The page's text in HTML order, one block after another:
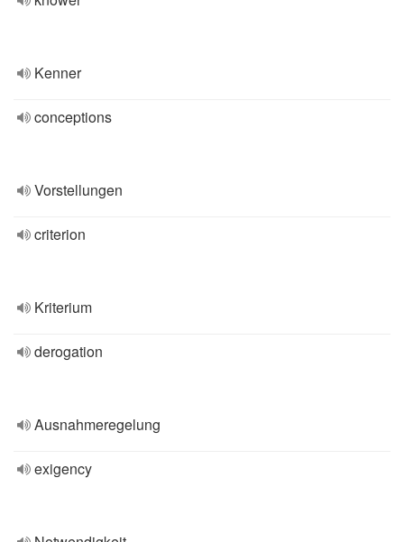
Kenner
conceptions
Vorstellungen
criterion
Kriterium
derogation
Ausnahmeregelung
exigency